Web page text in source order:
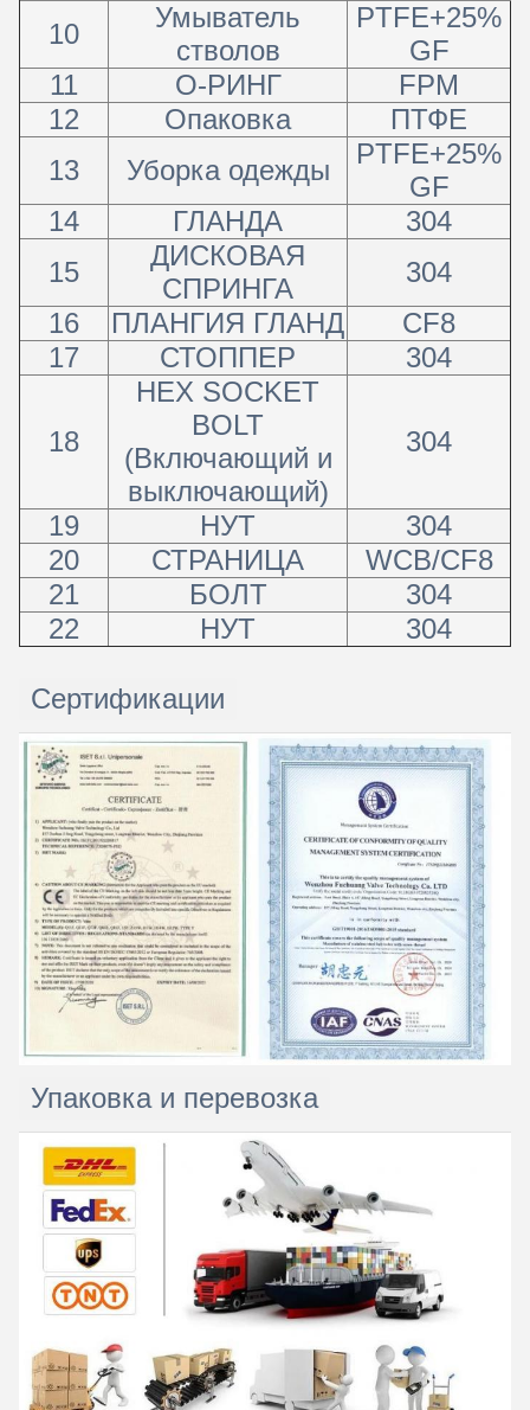
10
Умыватель
стволов
PTFE+25%
GF
11
О-РИНГ
FPM
12
Опаковка
ПТФЕ
13
Уборка одежды
PTFE+25%
GF
14
ГЛАНДА
304
15
ДИСКОВАЯ
СПРИНГА
304
16
ПЛАНГИЯ ГЛАНД
CF8
17
СТОППЕР 304
18
HEX SOCKET
BOLT
(Включающий и
выключающий)
304
19 НУТ
304
20
СТРАНИЦА
WCB/CF8
21
БОЛТ
304
22
НУТ 304
Сертификации
Упаковка и перевозка